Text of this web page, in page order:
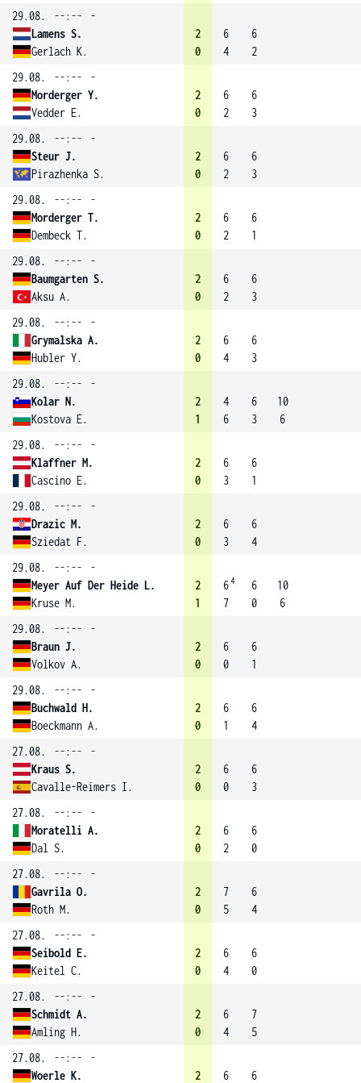
29.08. --:--
-
Lamens S.
Gerlach K.
2
0
6
4
6
2
29.08.
--:--
-
Morderger Y.
Vedder E.
2
0
6
2
6
3
29.08.
--:--
-
Steur J.
Pirazhenka S.
2
0
6
2
6
3
29.08.
--:--
-
Morderger T.
Dembeck T.
2
0
6
2
6
1
29.08.
--:--
-
Baumgarten S.
Aksu A.
2
0
6
2
6
3
29.08.
--:--
-
Grymalska A.
Hubler Y.
2
0
6
4
6
3
29.08.
--:--
-
Kolar N.
Kostova E.
2
1
4
6
6
3
10
6
29.08.
--:--
-
Klaffner M.
Cascino E.
2
0
6
3
6
1
29.08.
--:--
-
Drazic M.
Sziedat F.
2
0
6
3
6
4
29.08.
--:--
-
Meyer Auf Der Heide L.
Kruse M.
2
1
64
7
6
0
10
6
29.08.
--:--
-
Braun J.
Volkov A.
2
0
6
0
6
1
29.08.
--:--
-
Buchwald H.
Boeckmann A.
2
0
6
1
6
4
27.08.
--:--
-
Kraus S.
Cavalle-Reimers I.
2
0
6
0
6
3
27.08.
--:--
-
Moratelli A.
Dal S.
2
0
6
2
6
0
27.08.
--:--
-
Gavrila O.
Roth M.
2
0
7
5
6
4
27.08.
--:--
-
Seibold E.
Keitel C.
2
0
6
4
6
0
27.08.
--:--
-
Schmidt A.
Amling H.
2
0
6
4
7
5
27.08.
--:--
-
Woerle K.
2
6
6